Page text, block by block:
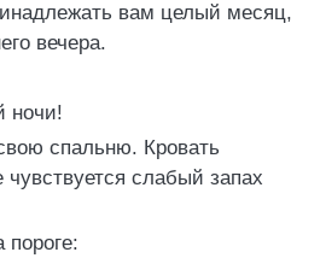
вам целый месяц,
вечера.
ночи!
спальню. Кровать
чувствуется слабый запах
пороге: